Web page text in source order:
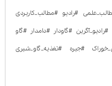
#رادیو #مطالب_کاربردی
#گاودار #دامدار #گاو
#جیره #تغذیه_گاو_شیری